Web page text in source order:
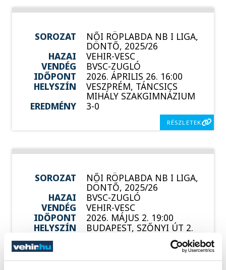
SOROZAT NŐI RÖPLABDA NB I LIGA,
DÖNTŐ, 2025/26
HAZAI
VEHIR-VESC
VENDÉG
BVSC-ZUGLÓ
IDŐPONT
2026. ÁPRILIS 26. 16:00
HELYSZÍN
VESZPRÉM, TÁNCSICS
MIHÁLY SZAKGIMNÁZIUM
EREDMÉNY
3-0
RÉSZLETEK
SOROZAT NŐI RÖPLABDA NB I LIGA,
DÖNTŐ, 2025/26
HAZAI
BVSC-ZUGLÓ
VENDÉG
VEHIR-VESC
IDŐPONT
2026. MÁJUS 2. 19:00
HELYSZÍN
BUDAPEST, SZŐNYI ÚT 2.
RÉSZLETEK